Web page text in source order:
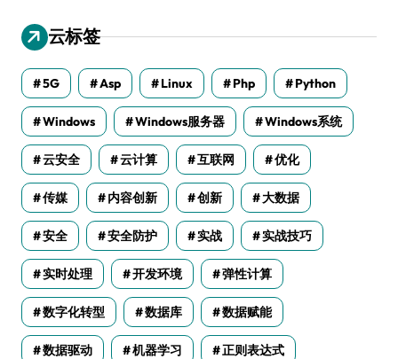
云标签
5G Asp Linux Php Python
Windows Windows服务器 Windows系统
云安全 云计算 互联网 优化
传媒 内容创新 创新 大数据
安全 安全防护 实战 实战技巧
实时处理 开发环境 弹性计算
数字化转型 数据库 数据赋能
数据驱动 机器学习 正则表达式